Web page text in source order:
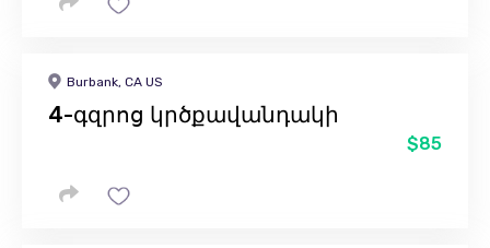
Burbank, CA US
4-գզրոց կրծքավանդակի
$85